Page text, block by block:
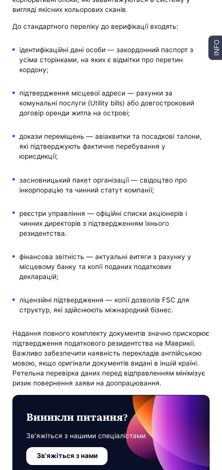
вигляді якісних кольорових сканів.
До стандартного переліку до верифікації входять:
ідентифікаційні дані особи — закордонний паспорт з
усіма сторінками, на яких є відмітки про перетин
кордону;
підтвердження місцевої адреси — рахунки за
комунальні послуги (Utility bills) або довгостроковий
договір оренди житла на острові;
докази переміщень — авіаквитки та посадкові талони,
які підтверджують фактичне перебування у
юрисдикції;
засновницький пакет організації — свідоцтво про
інкорпорацію та чинний статут компанії;
реєстри управління — офіційні списки акціонерів і
чинних директорів з підтвердженням їхнього
резидентства.
фінансова звітність — актуальні витяги з рахунку у
місцевому банку та копії поданих податкових
декларацій;
ліцензійні підтвердження — копії дозволів FSC для
структур, які здійснюють міжнародний бізнес.
Надання повного комплекту документів значно прискорює
підтвердження податкового резидентства на Маврикії.
Важливо забезпечити наявність перекладів англійською
мовою, якщо оригінали документів видані в іншій країні.
Ретельна перевірка даних перед відправленням мінімізує
ризик повернення заяви на доопрацювання.
Виникли питання?
Зв’яжіться з нашими спеціалістами
Зв'яжіться з нами
INFO